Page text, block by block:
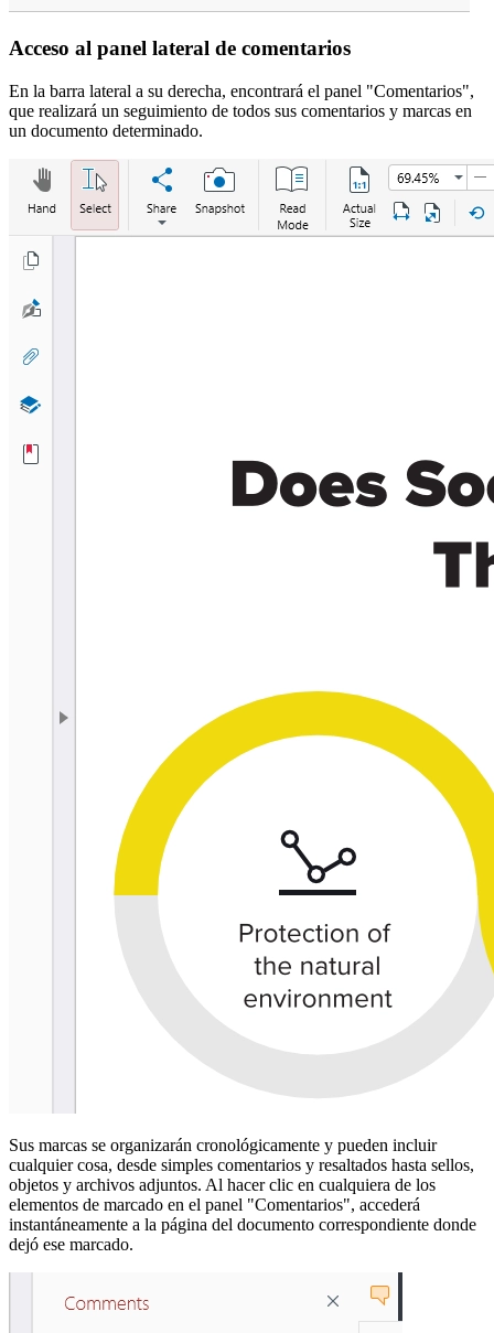
Acceso al panel lateral de comentarios
En la barra lateral a su derecha, encontrará el panel "Comentarios",
que realizará un seguimiento de todos sus comentarios y marcas en
un documento determinado.
Sus marcas se organizarán cronológicamente y pueden incluir
cualquier cosa, desde simples comentarios y resaltados hasta sellos,
objetos y archivos adjuntos. Al hacer clic en cualquiera de los
elementos de marcado en el panel "Comentarios", accederá
instantáneamente a la página del documento correspondiente donde
dejó ese marcado.